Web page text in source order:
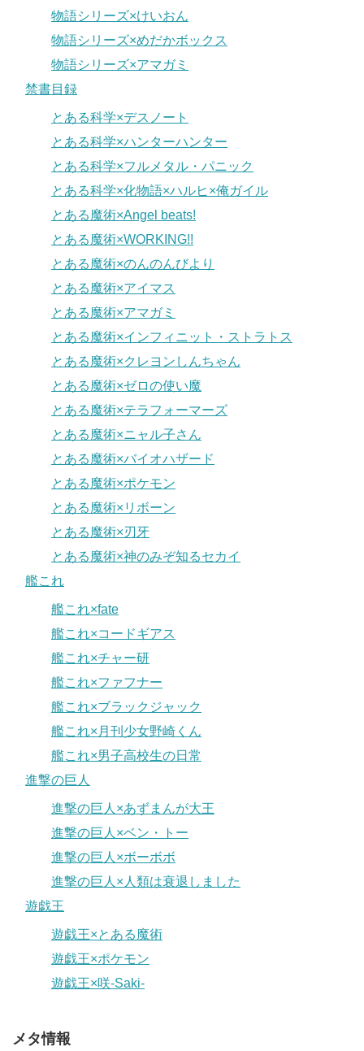
物語シリーズ×けいおん
物語シリーズ×めだかボックス
物語シリーズ×アマガミ
禁書目録
とある科学×デスノート
とある科学×ハンターハンター
とある科学×フルメタル・パニック
とある科学×化物語×ハルヒ×俺ガイル
とある魔術×Angel beats!
とある魔術×WORKING!!
とある魔術×のんのんびより
とある魔術×アイマス
とある魔術×アマガミ
とある魔術×インフィニット・ストラトス
とある魔術×クレヨンしんちゃん
とある魔術×ゼロの使い魔
とある魔術×テラフォーマーズ
とある魔術×ニャル子さん
とある魔術×バイオハザード
とある魔術×ポケモン
とある魔術×リボーン
とある魔術×刃牙
とある魔術×神のみぞ知るセカイ
艦これ
艦これ×fate
艦これ×コードギアス
艦これ×チャー研
艦これ×ファフナー
艦これ×ブラックジャック
艦これ×月刊少女野崎くん
艦これ×男子高校生の日常
進撃の巨人
進撃の巨人×あずまんが大王
進撃の巨人×ベン・トー
進撃の巨人×ボーボボ
進撃の巨人×人類は衰退しました
遊戯王
遊戯王×とある魔術
遊戯王×ポケモン
遊戯王×咲-Saki-
メタ情報